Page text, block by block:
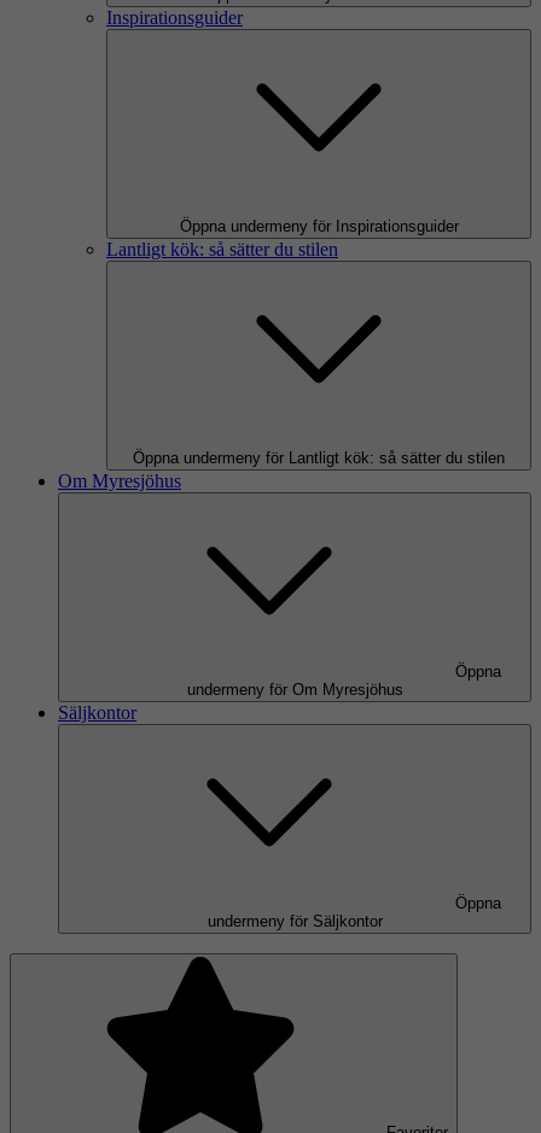
Inspirationsguider
Öppna undermeny för Inspirationsguider
Lantligt kök: så sätter du stilen
Öppna undermeny för Lantligt kök: så sätter du stilen
Om Myresjöhus
Öppna
undermeny för Om Myresjöhus
Säljkontor
Öppna
undermeny för Säljkontor